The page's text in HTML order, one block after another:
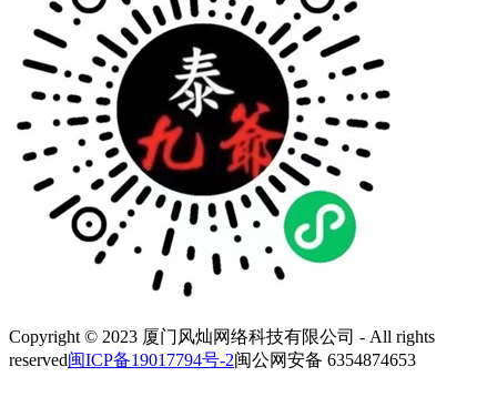
Copyright © 2023 厦门风灿网络科技有限公司 - All rights
reserved闽ICP备19017794号-2闽公网安备 6354874653